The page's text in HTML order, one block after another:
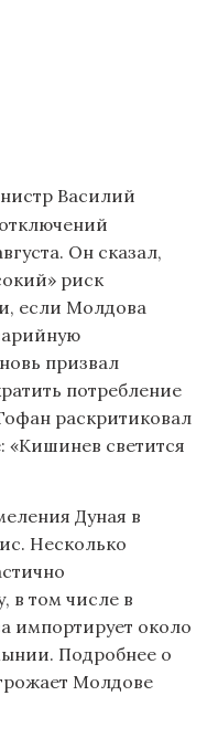
Василий
Он сказал,
риск
если Молдова
призвал
потребление
раскритиковал
«Кишинев светится
Дуная в
Несколько
в том числе в
импортирует около
Подробнее о
Молдове